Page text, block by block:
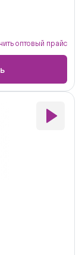
оптовый прайс